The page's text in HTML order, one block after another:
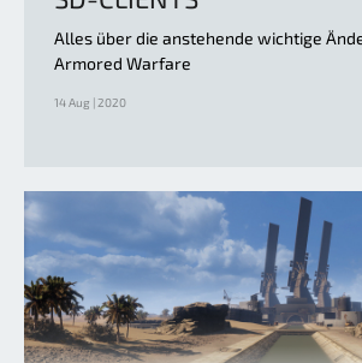
Alles über die anstehende wichtige
Armored Warfare
14 Aug | 2020